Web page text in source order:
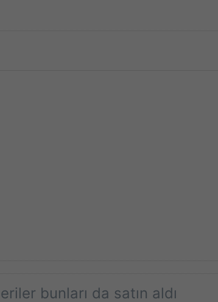
bunları da satın aldı